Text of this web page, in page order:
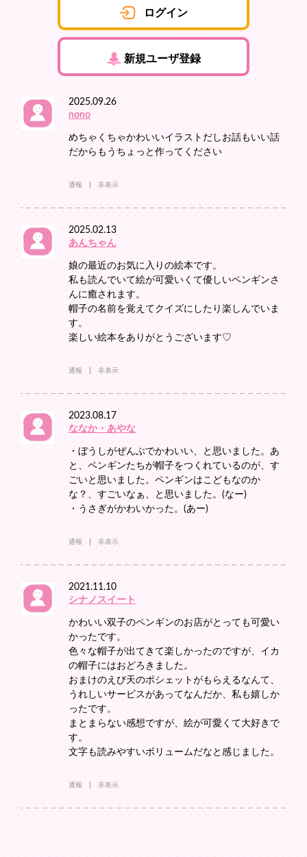
ログイン
新規ユーザ登録
2025.09.26
nono
めちゃくちゃかわいいイラストだしお話もいい話
だからもうちょっと作ってください
通報 非表示
2025.02.13
あんちゃん
娘の最近のお気に入りの絵本です。
私も読んでいて絵が可愛いくて優しいペンギンさ
んに癒されます。
帽子の名前を覚えてクイズにしたり楽しんでいま
す。
楽しい絵本をありがとうございます♡
通報 非表示
2023.08.17
ななか・あやな
・ぼうしがぜんぶでかわいい、と思いました。あ
と、ペンギンたちが帽子をつくれているのが、す
ごいと思いました。ペンギンはこどもなのか
な？、すごいなぁ、と思いました。(なー)
・うさぎがかわいかった。(あー)
通報 非表示
2021.11.10
シナノスイート
かわいい双子のペンギンのお店がとっても可愛い
かったです。
色々な帽子が出てきて楽しかったのですが、イカ
の帽子にはおどろきました。
おまけのえび天のポシェットがもらえるなんて、
うれしいサービスがあってなんだか、私も嬉しか
ったです。
まとまらない感想ですが、絵が可愛くて大好きで
す。
文字も読みやすいボリュームだなと感じました。
通報 非表示